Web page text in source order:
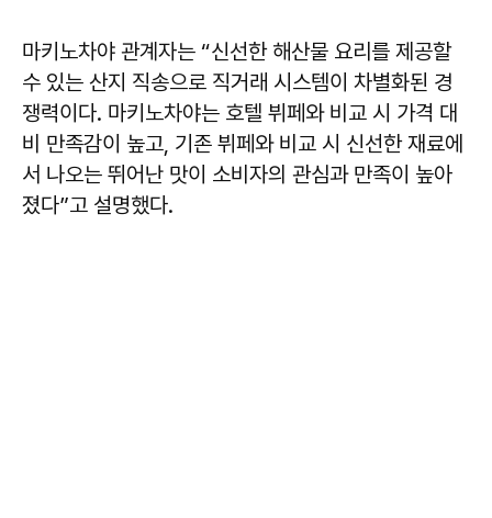
마키노차야 관계자는 “신선한 해산물 요리를 제공할
수 있는 산지 직송으로 직거래 시스템이 차별화된 경
쟁력이다. 마키노차야는 호텔 뷔페와 비교 시 가격 대
비 만족감이 높고, 기존 뷔페와 비교 시 신선한 재료에
서 나오는 뛰어난 맛이 소비자의 관심과 만족이 높아
졌다”고 설명했다.